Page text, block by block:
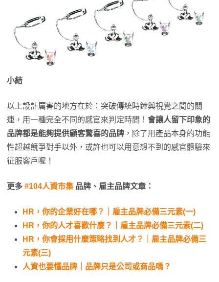
小結
以上設計厲害的地方在於：突破傳統時鐘與視覺之間的關
連，用一種完全不同的感官來判定時間！ 會讓人留下印象的
品牌都是能夠提供顧客驚喜的品牌 ，除了用產品本身的功能
性超越競爭對手以外，或許也可以用意想不到的感官體驗來
征服客戶喔！
更多 #104人資市集 品牌、雇主品牌文章：
HR，你的企業好在哪？｜雇主品牌必備三元素(一)
HR，你的人才喜歡什麼？｜雇主品牌必備三元素(二)
HR，你會採用什麼策略找到人才？｜雇主品牌必備三
元素(三)
人資也要懂品牌｜品牌只是公司或商品嗎？